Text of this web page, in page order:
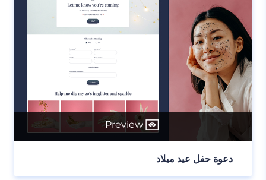
Preview
دعوة حفل عيد ميلاد